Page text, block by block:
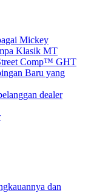
Mickey
Klasik MT
Comp™ GHT
Baru yang
dealer
dan